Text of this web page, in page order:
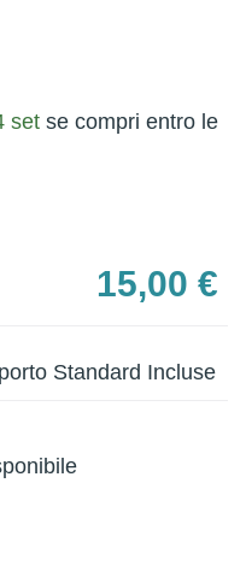
set se compri entro le
15,00 €
Standard Incluse